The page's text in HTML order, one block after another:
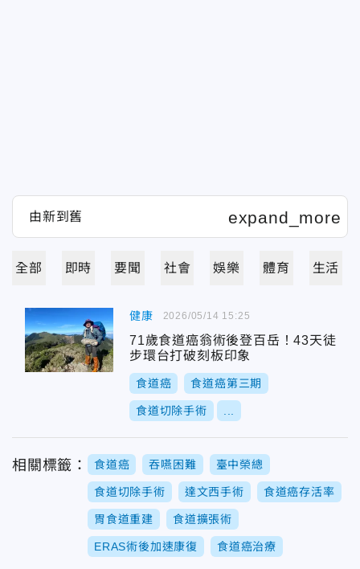
全部 即時 要聞 社會 娛樂 體育 生活
健康
71歲食道癌翁術後登百岳！43天徒
步環台打破刻板印象
食道癌 食道癌第三期
食道切除手術
2026/05/14 15:25
相關標籤： 食道癌 吞嚥困難 臺中榮總
食道切除手術 達文西手術 食道癌存活率
胃食道重建 食道擴張術
ERAS術後加速康復 食道癌治療